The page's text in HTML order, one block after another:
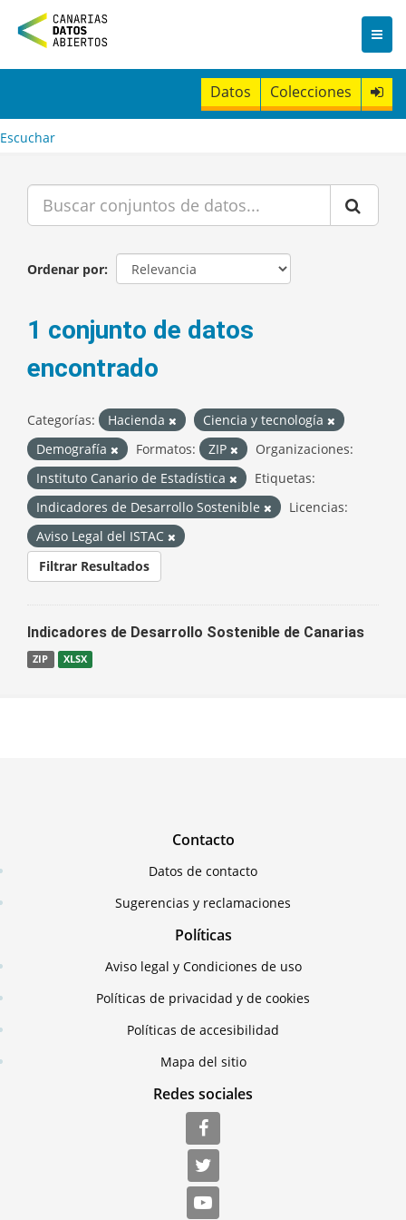
n
t
Datos Colecciones
Escuchar
Ordenar por
1 conjunto de datos
encontrado
Categorías: Hacienda
Ciencia y tecnología
Demografía
Formatos: ZIP
Organizaciones:
Instituto Canario de Estadística
Etiquetas:
Indicadores de Desarrollo Sostenible
Licencias:
Aviso Legal del ISTAC
Filtrar Resultados
Indicadores de Desarrollo Sostenible de Canarias
ZIP XLSX
Contacto
Datos de contacto
Sugerencias y reclamaciones
Políticas
Aviso legal y Condiciones de uso
Políticas de privacidad y de cookies
Políticas de accesibilidad
Mapa del sitio
Redes sociales